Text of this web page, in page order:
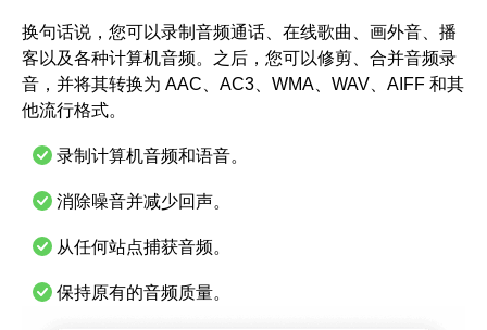
换句话说，您可以录制音频通话、在线歌曲、画外音、播
客以及各种计算机音频。之后，您可以修剪、合并音频录
音，并将其转换为 AAC、AC3、WMA、WAV、AIFF 和其
他流行格式。
录制计算机音频和语音。
消除噪音并减少回声。
从任何站点捕获音频。
保持原有的音频质量。